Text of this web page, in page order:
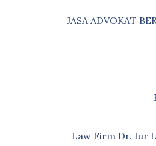
JASA ADVOKAT
Law Firm Dr. Iur